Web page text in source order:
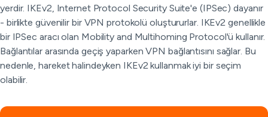
yerdir. IKEv2, Internet Protocol Security Suite'e (IPSec) dayanır
- birlikte güvenilir bir VPN protokolü oluştururlar. IKEv2 genellikle
bir IPSec aracı olan Mobility and Multihoming Protocol'ü kullanır.
Bağlantılar arasında geçiş yaparken VPN bağlantısını sağlar. Bu
nedenle, hareket halindeyken IKEv2 kullanmak iyi bir seçim
olabilir.